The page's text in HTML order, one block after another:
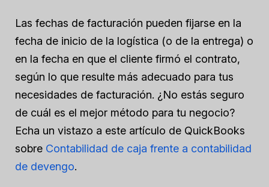
Las fechas de facturación pueden fijarse en la
fecha de inicio de la logística (o de la entrega) o
en la fecha en que el cliente firmó el contrato,
según lo que resulte más adecuado para tus
necesidades de facturación. ¿No estás seguro
de cuál es el mejor método para tu negocio?
Echa un vistazo a este artículo de QuickBooks
sobre Contabilidad de caja frente a contabilidad
de devengo.